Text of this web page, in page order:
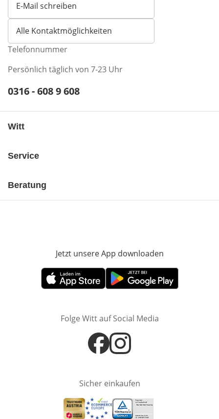
E-Mail schreiben
Öffnet E-Mail-Client
Alle Kontaktmöglichkeiten
Telefonnummer
Persönlich täglich von 7-23 Uhr
Telefonnummer:
0316 - 608 9 608
Witt
Service
Beratung
Jetzt unsere App downloaden
Öffnet in neuem FensterÖffnet in neuem Fenster
Folge Witt auf Social Media
Öffnet in neuem Fenster
Öffnet in neuem Fenster
Sicher einkaufen